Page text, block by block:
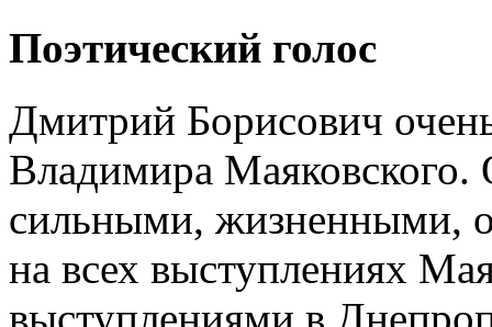
Поэтический голос
Дмитрий Борисович
Владимира Маяковского.
сильными, жизненными,
на всех выступлениях
выступлениями в